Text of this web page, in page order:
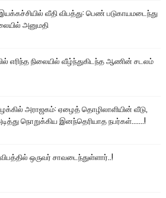
வீதி விபத்து: பெண் படுகாயமடைந்து
அனுமதி
எரிந்த நிலையில் வீழ்ந்துகிடந்த ஆணின் சடலம்
அராஜகம்: ஏழைத் தொழிலாளியின் வீடு,
நொறுக்கிய இனந்தெரியாத நபர்கள்.......!
ஒருவர் சாவடைந்துள்ளார்..!